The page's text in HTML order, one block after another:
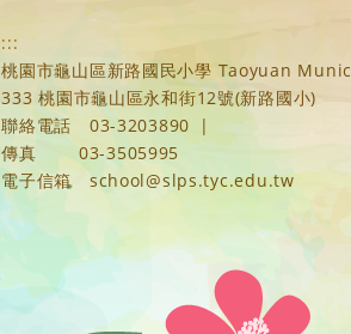
:::
桃園市龜山區新路國民小學 Taoyuan
333 桃園市龜山區永和街12號(新路國小)
聯絡電話
03-3203890
|
傳真
03-3505995
電子信箱
school@slps.tyc.edu.tw